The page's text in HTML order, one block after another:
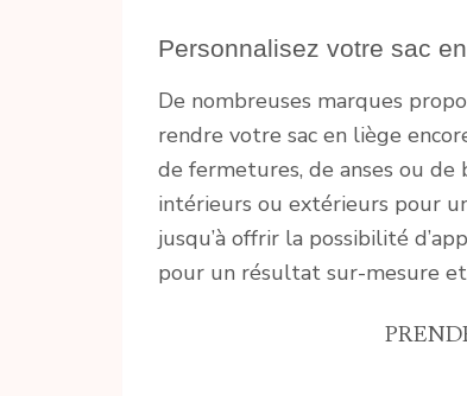
Personnalisez votre sac
De nombreuses marques
rendre votre sac en liège
de fermetures, de anses ou de
intérieurs ou extérieurs pour
jusqu’à offrir la possibilité
pour un résultat sur-mesure